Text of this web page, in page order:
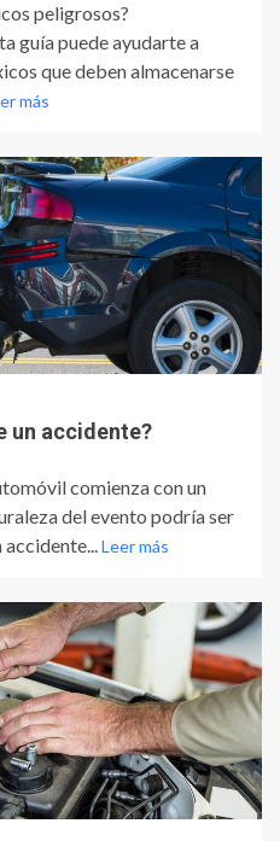
peligrosos?
guía puede ayudarte a
que deben almacenarse
más
un accidente?
comienza con un
del evento podría ser
accidente...Leer más